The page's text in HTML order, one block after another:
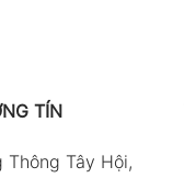
TÍN
Tây Hội,